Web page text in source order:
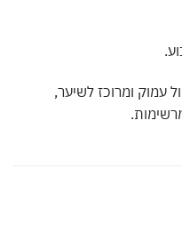
ומרוכז לשיער,